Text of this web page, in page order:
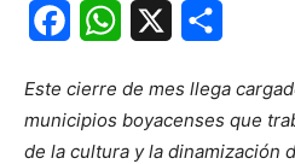
FacebookWhatsApp
Este cierre de mes llega
municipios boyacenses que
de la cultura y la dinamización